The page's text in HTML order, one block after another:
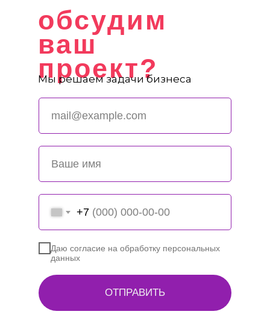
обсудим
ваш
проект?
Мы решаем задачи бизнеса
+7
Даю согласие на обработку персональных
данных
ОТПРАВИТЬ